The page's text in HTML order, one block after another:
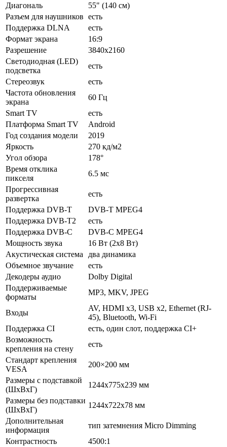
Диагональ
55" (140 см)
Разъем для наушников есть
Поддержка DLNA
есть
Формат экрана
16:9
Разрешение
3840x2160
Светодиодная (LED)
подсветка
есть
Стереозвук
есть
Частота обновления
экрана
60 Гц
Smart TV
есть
Платформа Smart TV
Android
Год создания модели
2019
Яркость
270 кд/м2
Угол обзора
178°
Время отклика
пикселя
6.5 мс
Прогрессивная
развертка
есть
Поддержка DVB-T
DVB-T MPEG4
Поддержка DVB-T2
есть
Поддержка DVB-C
DVB-C MPEG4
Мощность звука
16 Вт (2х8 Вт)
Акустическая система
два динамика
Объемное звучание
есть
Декодеры аудио
Dolby Digital
Поддерживаемые
форматы
MP3, MKV, JPEG
Входы
AV, HDMI x3, USB x2, Ethernet (RJ-
45), Bluetooth, Wi-Fi
Поддержка CI
есть, один слот, поддержка CI+
Возможность
крепления на стену
есть
Стандарт крепления
VESA
200×200 мм
Размеры с подставкой
(ШxВxГ)
1244x775x239 мм
Размеры без подставки
(ШxВxГ)
1244x722x78 мм
Дополнительная
информация
тип затемнения Micro Dimming
Контрастность
4500:1